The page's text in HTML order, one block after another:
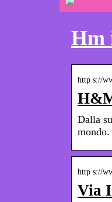
Hm
http s://
Dalla
http s://
Via